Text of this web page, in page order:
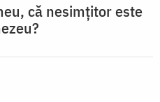
că nesimțitor este